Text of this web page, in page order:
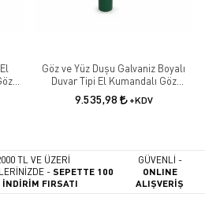
Göz ve Yüz Duşu Galvaniz Boyalı
Duvar Tipi El Kumandalı Göz
Yıkama İstasyonu Kapaklı
9.535,98 +KDV
TL VE ÜZERİ
-SEPETTE 100
İNDİRİM FIRSATI
GÜVENLİ -
ONLINE
ALIŞVERİŞ